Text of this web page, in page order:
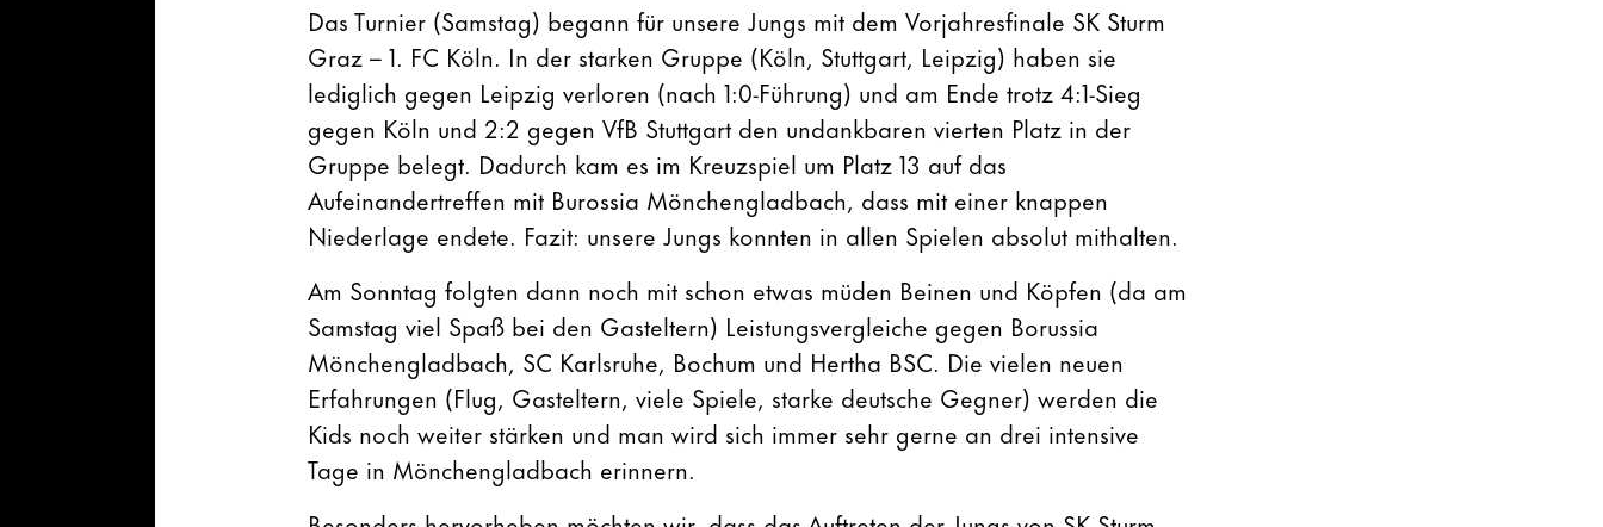
Das Turnier (Samstag) begann für unsere Jungs mit dem Vorjahresfinale SK Sturm
Graz – 1. FC Köln. In der starken Gruppe (Köln, Stuttgart, Leipzig) haben sie
lediglich gegen Leipzig verloren (nach 1:0-Führung) und am Ende trotz 4:1-Sieg
gegen Köln und 2:2 gegen VfB Stuttgart den undankbaren vierten Platz in der
Gruppe belegt. Dadurch kam es im Kreuzspiel um Platz 13 auf das
Aufeinandertreffen mit Burossia Mönchengladbach, dass mit einer knappen
Niederlage endete. Fazit: unsere Jungs konnten in allen Spielen absolut mithalten.
Am Sonntag folgten dann noch mit schon etwas müden Beinen und Köpfen (da am
Samstag viel Spaß bei den Gasteltern) Leistungsvergleiche gegen Borussia
Mönchengladbach, SC Karlsruhe, Bochum und Hertha BSC. Die vielen neuen
Erfahrungen (Flug, Gasteltern, viele Spiele, starke deutsche Gegner) werden die
Kids noch weiter stärken und man wird sich immer sehr gerne an drei intensive
Tage in Mönchengladbach erinnern.